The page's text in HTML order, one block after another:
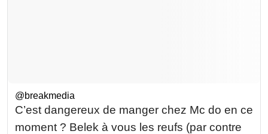
@breakmedia
C’est dangereux de manger chez Mc do en ce
moment ? Belek à vous les reufs (par contre